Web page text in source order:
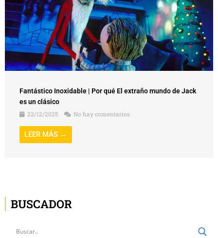
Fantástico Inoxidable | Por qué El extraño mundo de Jack
es un clásico
22/12/2025
No hay comentarios
LEER MÁS →
BUSCADOR